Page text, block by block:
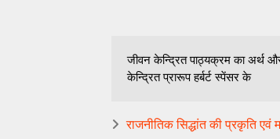
जीवन केन्द्रित पाठ्यक्रम का अर्थ
केन्द्रित प्रारूप हर्बर्ट स्पेंसर के
राजनीतिक सिद्धांत की प्रकृति एवं